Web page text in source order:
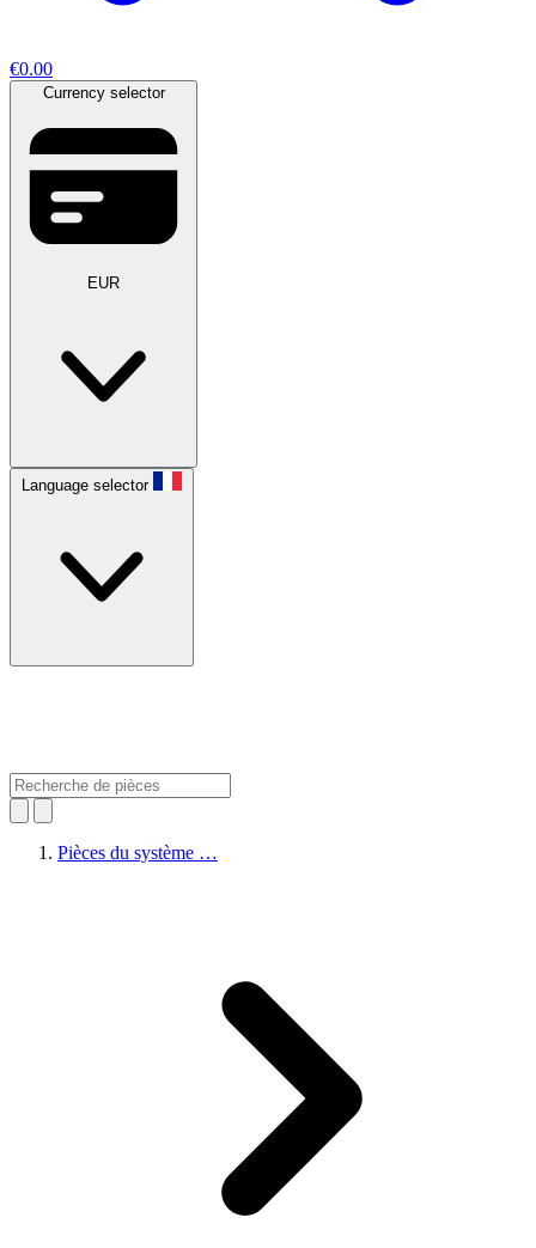
€0.00
Currency selector
EUR
Language selector
Pièces du système …